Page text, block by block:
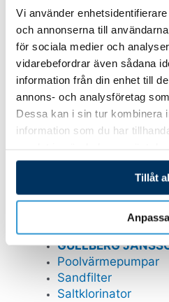
Vi använder
och annonserna till
för sociala medier och
vidarebefordrar även sådana
information från din enhet till
annons- och analysföretag
Dessa kan i sin tur kombinera
information som du har
Tillåt
Anpassa
RESERVDELAR
Mät och
Poolstädare
Stegar
Bräddavlopp inlop
GULLBERG
Pooltak
Belysning och
GULLBERG
Poolvärmepumpar
Sandfilter
Saltklorinator